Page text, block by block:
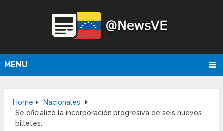
MENU
Home
Nacionales
Se oficializó la incorporación progresiva de seis nuevos
billetes.